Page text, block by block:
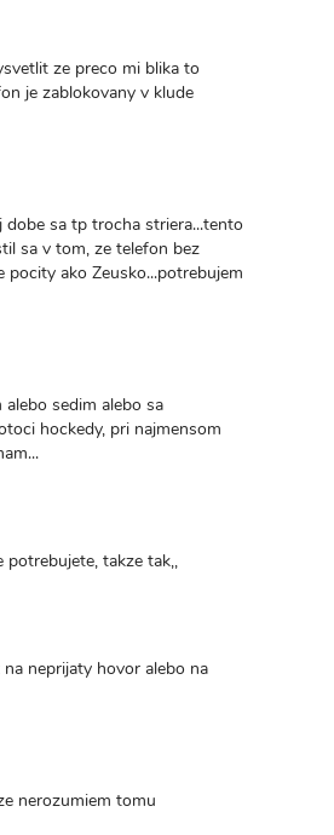
ze preco mi blika to
je zablokovany v klude
dobe sa tp trocha striera...tento
sa v tom, ze telefon bez
pocity ako Zeusko...potrebujem
sedim alebo sa
hockedy, pri najmensom
potrebujete, takze tak,,
neprijaty hovor alebo na
nerozumiem tomu